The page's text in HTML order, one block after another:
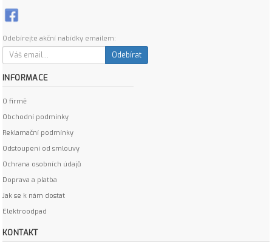
Odebírejte akční nabídky emailem:
Odebírat
INFORMACE
O firmě
Obchodní podmínky
Reklamační podmínky
Odstoupení od smlouvy
Ochrana osobních údajů
Doprava a platba
Jak se k nám dostat
Elektroodpad
KONTAKT